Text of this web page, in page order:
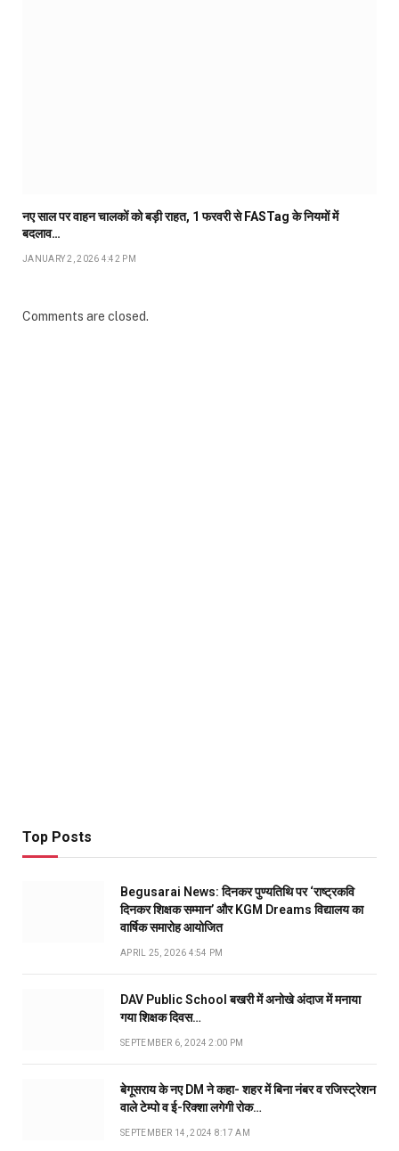
नए साल पर वाहन चालकों को बड़ी राहत, 1 फरवरी से FASTag के नियमों में
बदलाव…
JANUARY 2, 2026 4:42 PM
Comments are closed.
Top Posts
Begusarai News: दिनकर पुण्यतिथि पर ‘राष्ट्रकवि
दिनकर शिक्षक सम्मान’ और KGM Dreams विद्यालय का
वार्षिक समारोह आयोजित
APRIL 25, 2026 4:54 PM
DAV Public School बखरी में अनोखे अंदाज में मनाया
गया शिक्षक दिवस…
SEPTEMBER 6, 2024 2:00 PM
बेगूसराय के नए DM ने कहा- शहर में बिना नंबर व रजिस्ट्रेशन
वाले टेम्पो व ई-रिक्शा लगेगी रोक…
SEPTEMBER 14, 2024 8:17 AM